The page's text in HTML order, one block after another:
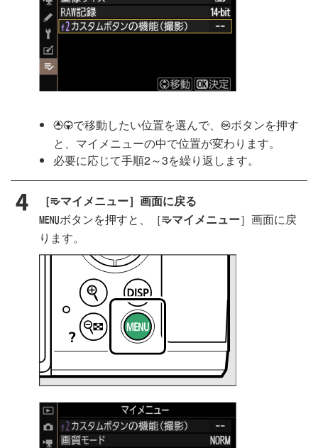
13で移動したい位置を選んで、 Jボタンを押す
と、マイメニューの中で位置が変わります。
必要に応じて手順2～3を繰り返します。
［Oマイメニュー］画面に戻る
Gボタンを押すと、［Oマイメニュー］画面に戻
ります。